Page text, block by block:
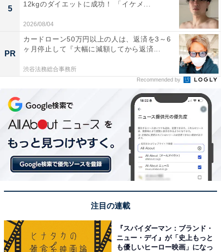
5
12kgのダイエットに成功！ 「イケメ...
2026/08/04
PR
カードローン50万円以上の人は、返済を3～6
ヶ月停止して『大幅に減額してから返済...
渋谷法務総合事務所
Recommended by
注目の連載
『スパイダーマン：ブランド・
ニュー・デイ』が「史上もっと
も優しいヒーロー映画」になっ